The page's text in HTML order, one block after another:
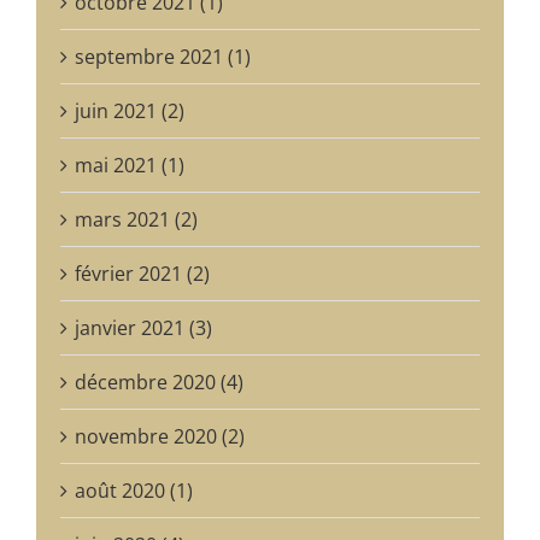
septembre 2021 (1)
juin 2021 (2)
mai 2021 (1)
mars 2021 (2)
février 2021 (2)
janvier 2021 (3)
décembre 2020 (4)
novembre 2020 (2)
août 2020 (1)